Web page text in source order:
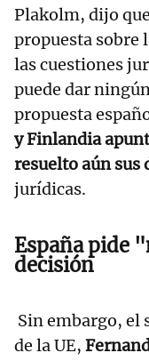
Plakolm, dijo
propuesta sobre
las cuestiones
puede dar
propuesta
y Finlandia
resuelto aún sus
jurídicas.
España pide
decisión
Sin embargo, el
de la UE,